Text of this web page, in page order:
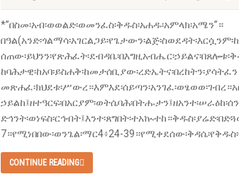
*”በስመ፡አብ፡ወወልድ፡ወመንፈስ፡ቅዱስ፡አሐዱ፡አምላክ፡አሜን”።
7።የሚነበበው፡ወንጌል፡ማር4፥24-
CONTINUE READING